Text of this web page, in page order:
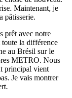
Maintenant, je
pâtisserie.
prêt avec notre
toute la différence
au Brésil sur le
METRO. Nous
principal vient
Je vais montrer